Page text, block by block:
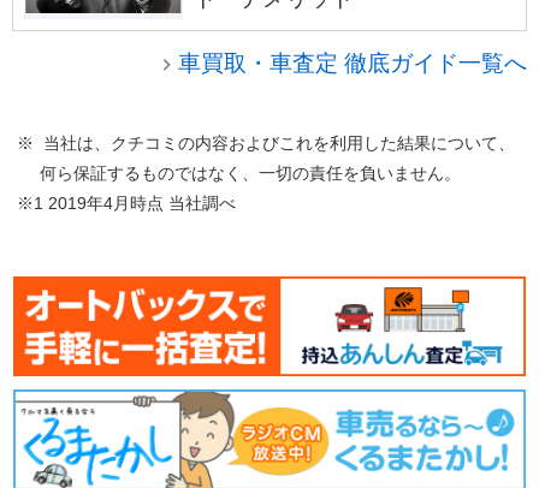
車買取・車査定 徹底ガイド一覧へ
※ 当社は、クチコミの内容およびこれを利用した結果について、
何ら保証するものではなく、一切の責任を負いません。
※1 2019年4月時点 当社調べ